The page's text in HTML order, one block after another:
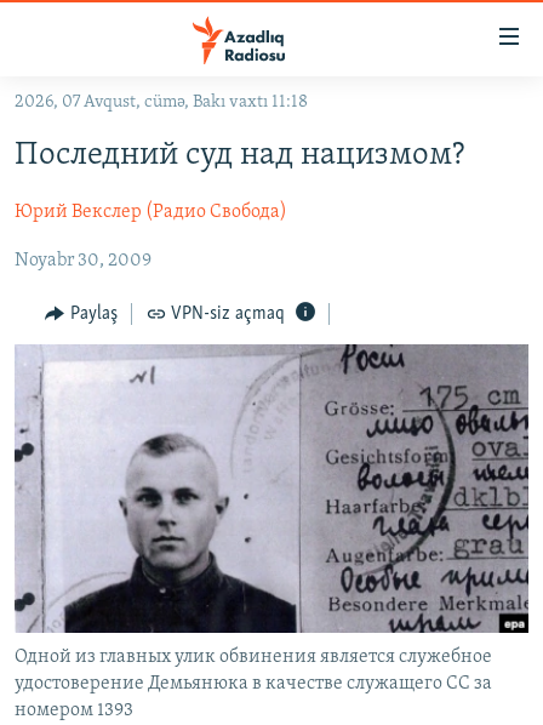
Əsas
qayıt
naviqasiyaya
qayıt
Axtarışa
KORRUPSIOMETR
#ƏSLINDƏ
FƏRQƏ BAX
QANUNI DOĞRU
ARAŞDIRMA
MULTIMEDIA
VIDEO
FOTOQALEREYA
İNFOQRAFIKA
KARIKATURA
RADIO ARXIV
AZƏRBAYCAN ƏDƏBIYYATI KITABXANASI
İSLAM VƏ DEMOKRATIYA
İZ - MƏDƏNIYYƏT PROQRAMI
HAQQIMIZDA
PEŞƏ ETIKASI VƏ JURNALISTIKA STANDARTLARIMIZ
MATERIALLARIMIZDAN ISTIFADƏ
AZADLIQRADIOSU MOBIL TELEFONUNUZDA
BIZI IZLƏ
RFE/RL-in bütün saytları
2026, 07 Avqust, cümə, Bakı vaxtı 11:18
Последний суд над нацизмом?
Юрий Векслер (Радио Свобода)
Noyabr 30, 2009
Paylaş VPN-siz açmaq
Одной из главных улик обвинения является служебное
удостоверение Демьянюка в качестве служащего СС за
номером 1393